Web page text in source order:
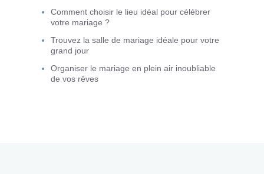
Comment choisir le lieu idéal pour célébrer
votre mariage ?
Trouvez la salle de mariage idéale pour votre
grand jour
Organiser le mariage en plein air inoubliable
de vos rêves